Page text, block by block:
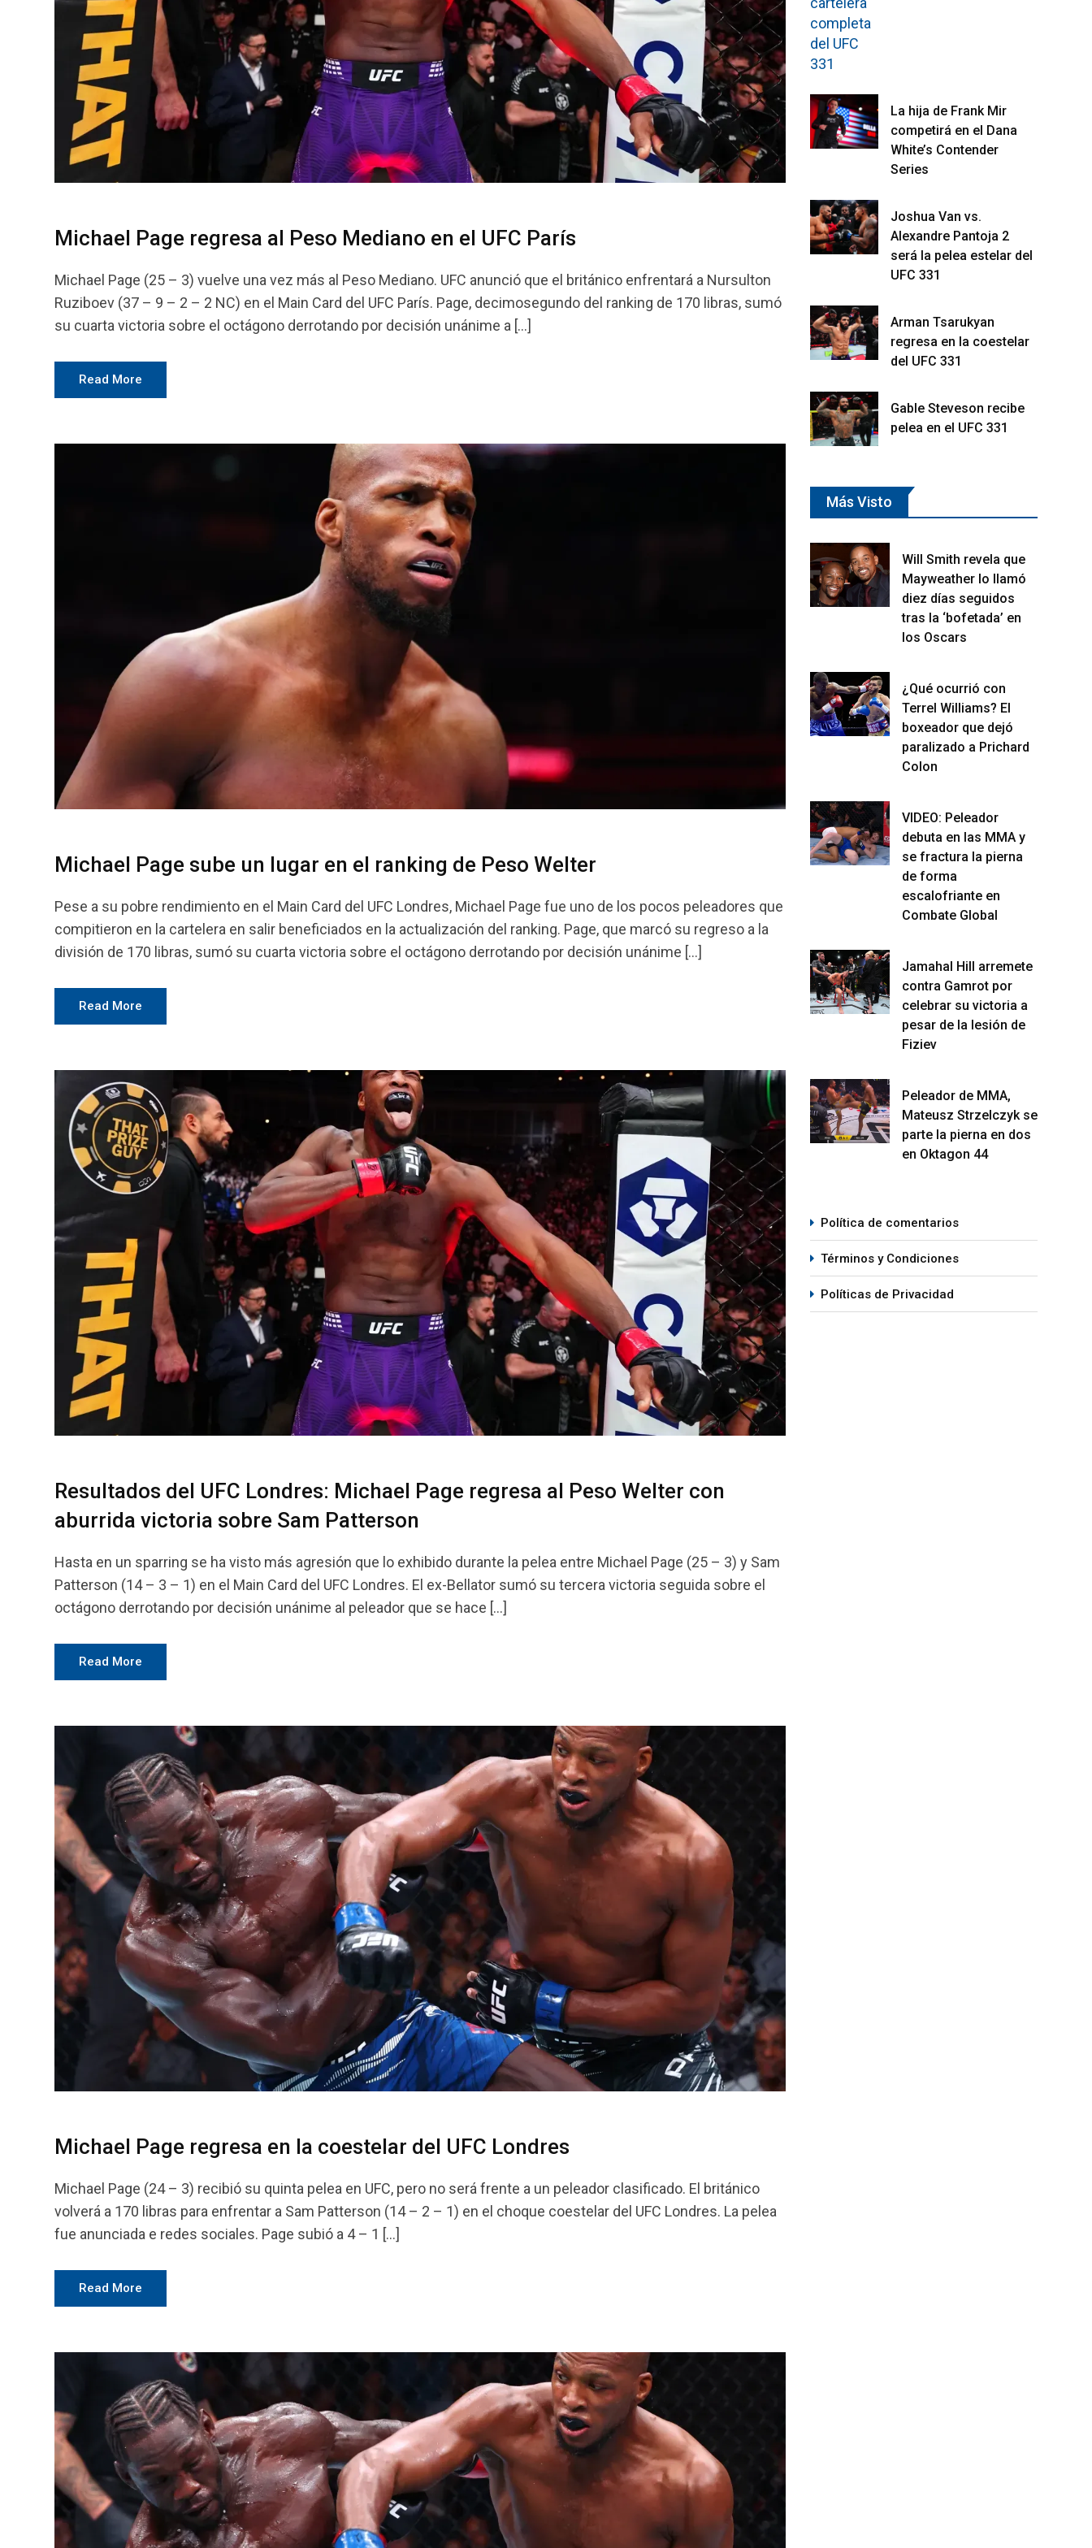
Michael Page regresa al Peso Mediano en el UFC París
Michael Page (25 – 3) vuelve una vez más al Peso Mediano. UFC anunció que el británico enfrentará a Nursulton
Ruziboev (37 – 9 – 2 – 2 NC) en el Main Card del UFC París. Page, decimosegundo del ranking de 170 libras, sumó
su cuarta victoria sobre el octágono derrotando por decisión unánime a […]
Read More
Michael Page sube un lugar en el ranking de Peso Welter
Pese a su pobre rendimiento en el Main Card del UFC Londres, Michael Page fue uno de los pocos peleadores que
compitieron en la cartelera en salir beneficiados en la actualización del ranking. Page, que marcó su regreso a la
división de 170 libras, sumó su cuarta victoria sobre el octágono derrotando por decisión unánime […]
Read More
Resultados del UFC Londres: Michael Page regresa al Peso Welter con
aburrida victoria sobre Sam Patterson
Hasta en un sparring se ha visto más agresión que lo exhibido durante la pelea entre Michael Page (25 – 3) y Sam
Patterson (14 – 3 – 1) en el Main Card del UFC Londres. El ex-Bellator sumó su tercera victoria seguida sobre el
octágono derrotando por decisión unánime al peleador que se hace […]
Read More
Michael Page regresa en la coestelar del UFC Londres
Michael Page (24 – 3) recibió su quinta pelea en UFC, pero no será frente a un peleador clasificado. El británico
volverá a 170 libras para enfrentar a Sam Patterson (14 – 2 – 1) en el choque coestelar del UFC Londres. La pelea
fue anunciada e redes sociales. Page subió a 4 – 1 […]
Read More
La hija de Frank Mir
competirá en el Dana
White’s Contender
Series
Joshua Van vs.
Alexandre Pantoja 2
será la pelea estelar del
UFC 331
Arman Tsarukyan
regresa en la coestelar
del UFC 331
Gable Steveson recibe
pelea en el UFC 331
Más Visto
Will Smith revela que
Mayweather lo llamó
diez días seguidos
tras la ‘bofetada’ en
los Oscars
¿Qué ocurrió con
Terrel Williams? El
boxeador que dejó
paralizado a Prichard
Colon
VIDEO: Peleador
debuta en las MMA y
se fractura la pierna
de forma
escalofriante en
Combate Global
Jamahal Hill arremete
contra Gamrot por
celebrar su victoria a
pesar de la lesión de
Fiziev
Peleador de MMA,
Mateusz Strzelczyk se
parte la pierna en dos
en Oktagon 44
Política de comentarios
Términos y Condiciones
Políticas de Privacidad